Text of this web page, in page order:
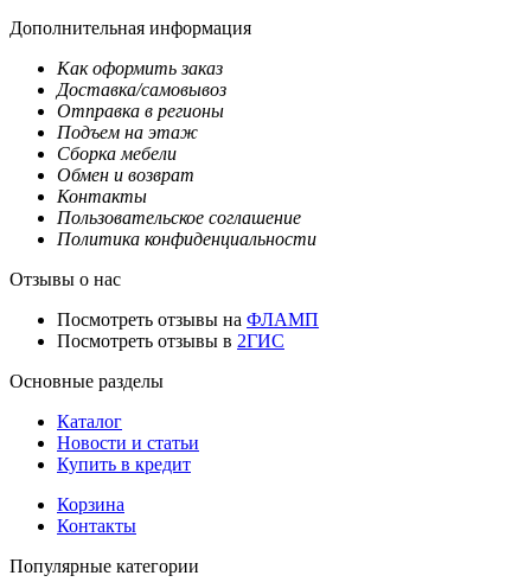
Дополнительная информация
Как оформить заказ
Доставка/самовывоз
Отправка в регионы
Подъем на этаж
Сборка мебели
Обмен и возврат
Контакты
Пользовательское соглашение
Политика конфиденциальности
Отзывы о нас
Посмотреть отзывы на ФЛАМП
Посмотреть отзывы в 2ГИС
Основные разделы
Каталог
Новости и статьи
Купить в кредит
Корзина
Контакты
Популярные категории